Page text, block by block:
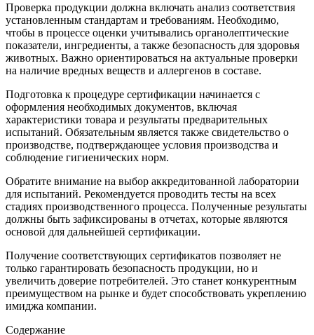
Проверка продукции должна включать анализ соответствия
установленным стандартам и требованиям. Необходимо,
чтобы в процессе оценки учитывались органолептические
показатели, ингредиенты, а также безопасность для здоровья
животных. Важно ориентироваться на актуальные проверки
на наличие вредных веществ и аллергенов в составе.
Подготовка к процедуре сертификации начинается с
оформления необходимых документов, включая
характеристики товара и результаты предварительных
испытаний. Обязательным является также свидетельство о
производстве, подтверждающее условия производства и
соблюдение гигиенических норм.
Обратите внимание на выбор аккредитованной лаборатории
для испытаний. Рекомендуется проводить тесты на всех
стадиях производственного процесса. Полученные результаты
должны быть зафиксированы в отчетах, которые являются
основой для дальнейшей сертификации.
Получение соответствующих сертификатов позволяет не
только гарантировать безопасность продукции, но и
увеличить доверие потребителей. Это станет конкурентным
преимуществом на рынке и будет способствовать укреплению
имиджа компании.
Содержание